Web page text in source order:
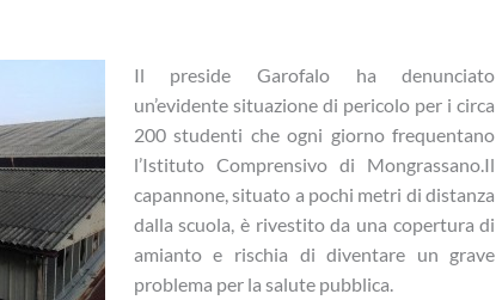
Il preside Garofalo ha denunciato
un’evidente situazione di pericolo per i circa
200 studenti che ogni giorno frequentano
l’Istituto Comprensivo di Mongrassano.Il
capannone, situato a pochi metri di distanza
dalla scuola, è rivestito da una copertura di
amianto e rischia di diventare un grave
problema per la salute pubblica.